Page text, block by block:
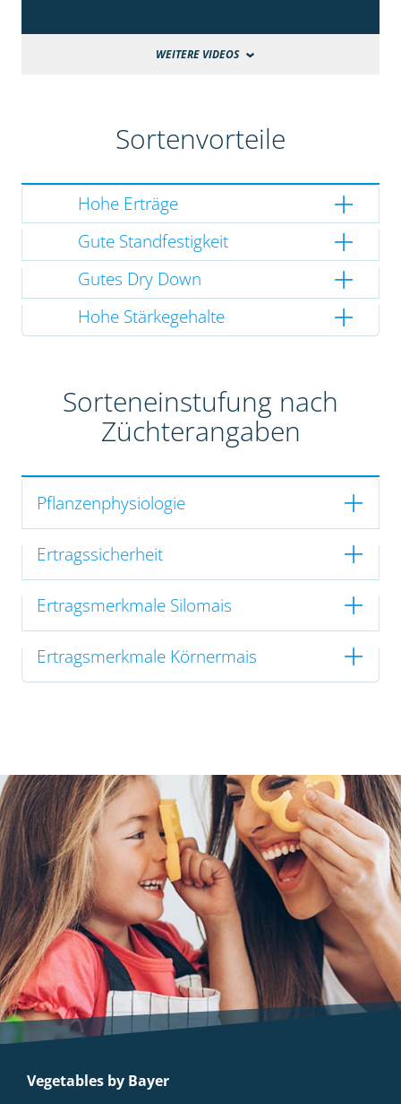
WEITERE VIDEOS
Sortenvorteile
Hohe Erträge
Gute Standfestigkeit
Gutes Dry Down
Hohe Stärkegehalte
Sorteneinstufung nach
Züchterangaben
Pflanzenphysiologie
Ertragssicherheit
Ertragsmerkmale Silomais
Ertragsmerkmale Körnermais
Vegetables by Bayer